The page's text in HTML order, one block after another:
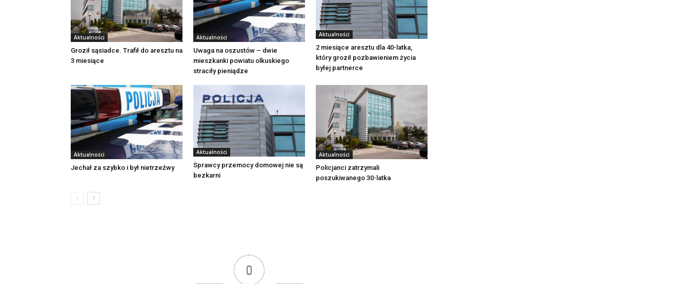
Aktualności
Groził sąsiadce. Trafił do aresztu na
3 miesiące
Aktualności
Uwaga na oszustów – dwie
mieszkanki powiatu olkuskiego
straciły pieniądze
Aktualności
2 miesiące aresztu dla 40-latka,
który groził pozbawieniem życia
byłej partnerce
Aktualności
Jechał za szybko i był nietrzeźwy
Aktualności
Sprawcy przemocy domowej nie są
bezkarni
Aktualności
Policjanci zatrzymali
poszukiwanego 30-latka
0